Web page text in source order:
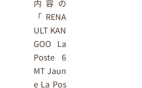
内容の
「RENA
ULT KAN
GOO La
Poste 6
MT Jaun
e La Pos